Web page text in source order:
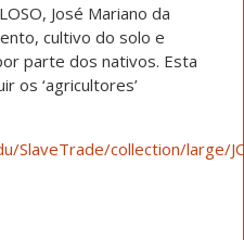
José Mariano da
cultivo do solo e
parte dos nativos. Esta
os ‘agricultores’
SlaveTrade/collection/large/